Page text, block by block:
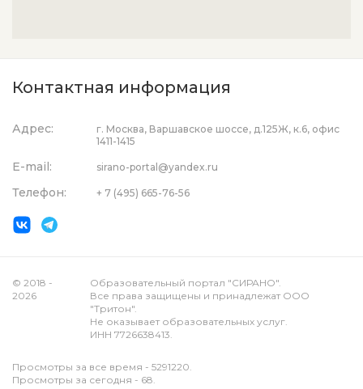
Контактная информация
Адрес:
г. Москва, Варшавское шоссе, д.125Ж, к.6, офис
1411-1415
E-mail: sirano-portal@yandex.ru
Телефон: + 7 (495) 665-76-56
© 2018 -
2026
Образовательный портал "СИРАНО".
Все права защищены и принадлежат ООО
"Тритон".
Не оказывает образовательных услуг.
ИНН 7726638413.
Просмотры за все время - 5291220.
Просмотры за сегодня - 68.